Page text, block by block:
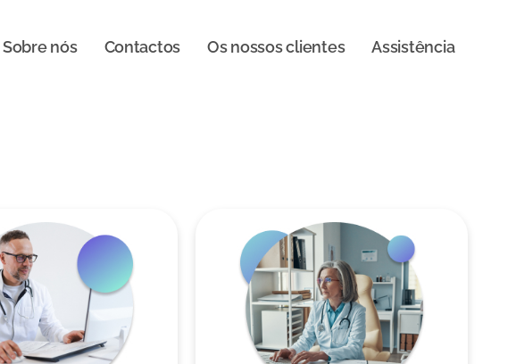
Sobre nós Contactos Os nossos clientes Assistência